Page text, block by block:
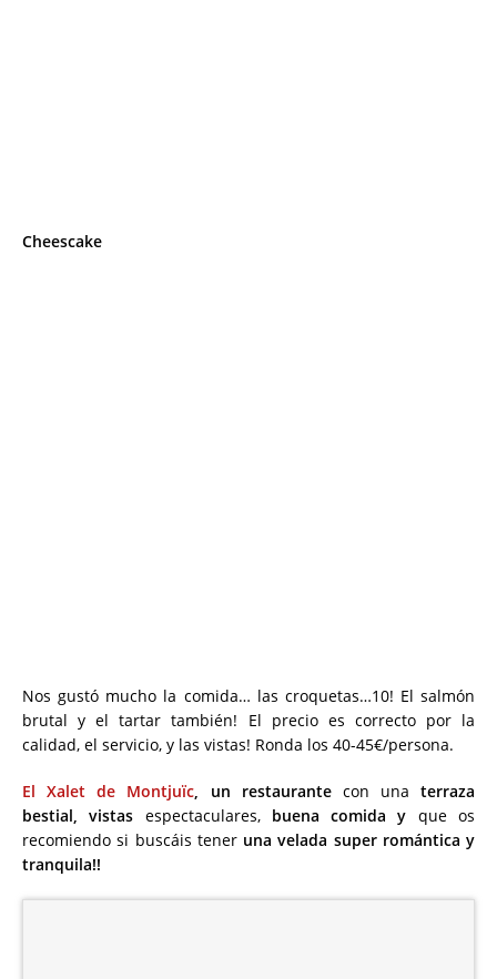
Cheescake
Nos gustó mucho la comida… las croquetas…10! El salmón
brutal y el tartar también! El precio es correcto por la
calidad, el servicio, y las vistas! Ronda los 40-45€/persona.
El Xalet de Montjuïc, un restaurante con una terraza
bestial, vistas espectaculares,buena comida y que os
recomiendo si buscáis tener una velada super romántica y
tranquila!!